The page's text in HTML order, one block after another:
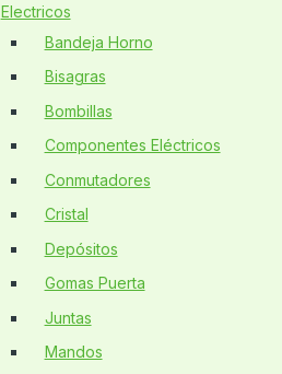
Electricos
Bandeja Horno
Bisagras
Bombillas
Componentes Eléctricos
Conmutadores
Cristal
Depósitos
Gomas Puerta
Juntas
Mandos